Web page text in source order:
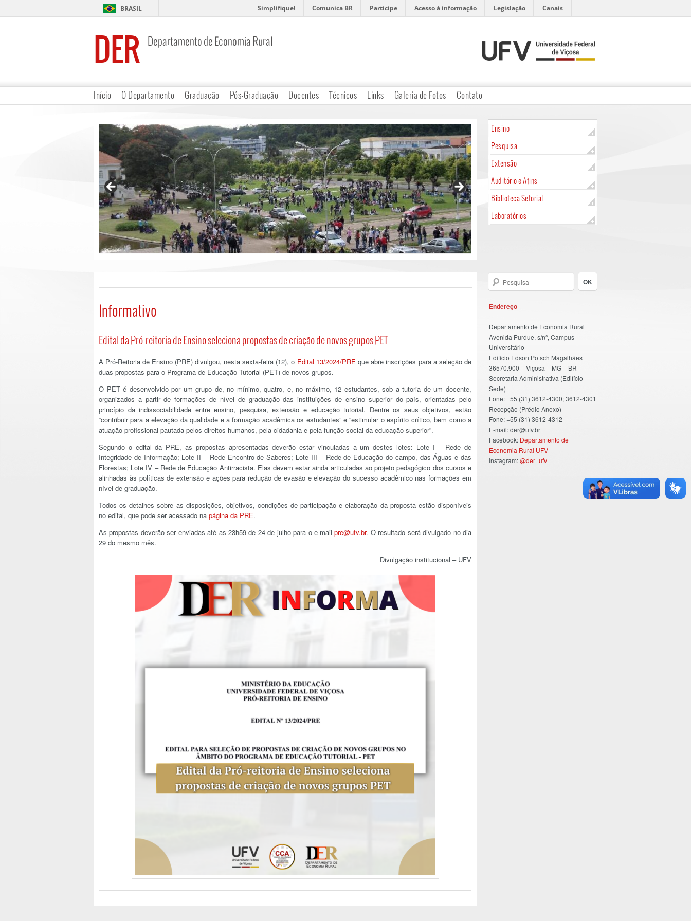
BRASIL Simplifique! Comunica BR Participe Acesso à informação Legislação Canais
DER Departamento de Economia Rural
Início O Departamento Graduação Pós-Graduação Docentes Técnicos Links Galeria de Fotos Contato
Ensino
Pesquisa
Extensão
Auditório e Afins
Biblioteca Setorial
Laboratórios
Endereço
Departamento de Economia Rural
Avenida Purdue, s/nº, Campus
Universitário
Edifício Edson Potsch Magalhães
36570.900 – Viçosa – MG – BR
Secretaria Administrativa (Edifício
Sede)
Fone: +55 (31) 3612-4300; 3612-4301
Recepção (Prédio Anexo)
Fone: +55 (31) 3612-4312
E-mail: der@ufv.br
Facebook: Departamento de
Economia Rural UFV
Instagram:@der_ufv
Informativo
Edital da Pró-reitoria de Ensino seleciona propostas de criação de novos grupos PET
A Pró-Reitoria de Ensino (PRE) divulgou, nesta sexta-feira (12), o Edital 13/2024/PRE que abre inscrições para a seleção de
duas propostas para o Programa de Educação Tutorial (PET) de novos grupos.
O PET é desenvolvido por um grupo de, no mínimo, quatro, e, no máximo, 12 estudantes, sob a tutoria de um docente,
organizados a partir de formações de nível de graduação das instituições de ensino superior do país, orientadas pelo
princípio da indissociabilidade entre ensino, pesquisa, extensão e educação tutorial. Dentre os seus objetivos, estão
“contribuir para a elevação da qualidade e a formação acadêmica os estudantes” e “estimular o espírito crítico, bem como a
atuação profissional pautada pelos direitos humanos, pela cidadania e pela função social da educação superior”.
Segundo o edital da PRE, as propostas apresentadas deverão estar vinculadas a um destes lotes: Lote I – Rede de
Integridade de Informação; Lote II – Rede Encontro de Saberes; Lote III – Rede de Educação do campo, das Águas e das
Florestas; Lote IV – Rede de Educação Antirracista. Elas devem estar ainda articuladas ao projeto pedagógico dos cursos e
alinhadas às políticas de extensão e ações para redução de evasão e elevação do sucesso acadêmico nas formações em
nível de graduação.
Todos os detalhes sobre as disposições, objetivos, condições de participação e elaboração da proposta estão disponíveis
no edital, que pode ser acessado na página da PRE.
As propostas deverão ser enviadas até as 23h59 de 24 de julho para o e-mailpre@ufv.br. O resultado será divulgado no dia
29 do mesmo mês.
Divulgação institucional – UFV